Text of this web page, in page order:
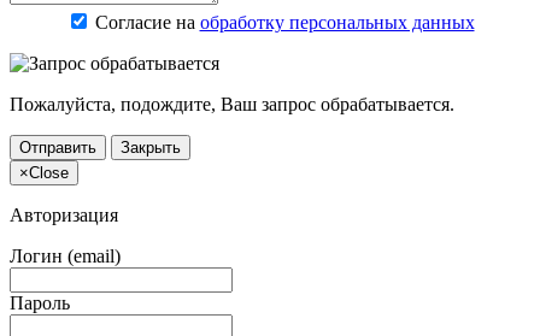
Согласие на обработку персональных данных
Пожалуйста, подождите, Ваш запрос обрабатывается.
Отправить
Закрыть
×Close
Авторизация
Логин (email)
Пароль